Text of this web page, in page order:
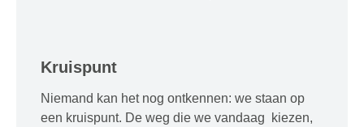
Kruispunt
Niemand kan het nog ontkennen: we staan op
een kruispunt. De weg die we vandaag kiezen,